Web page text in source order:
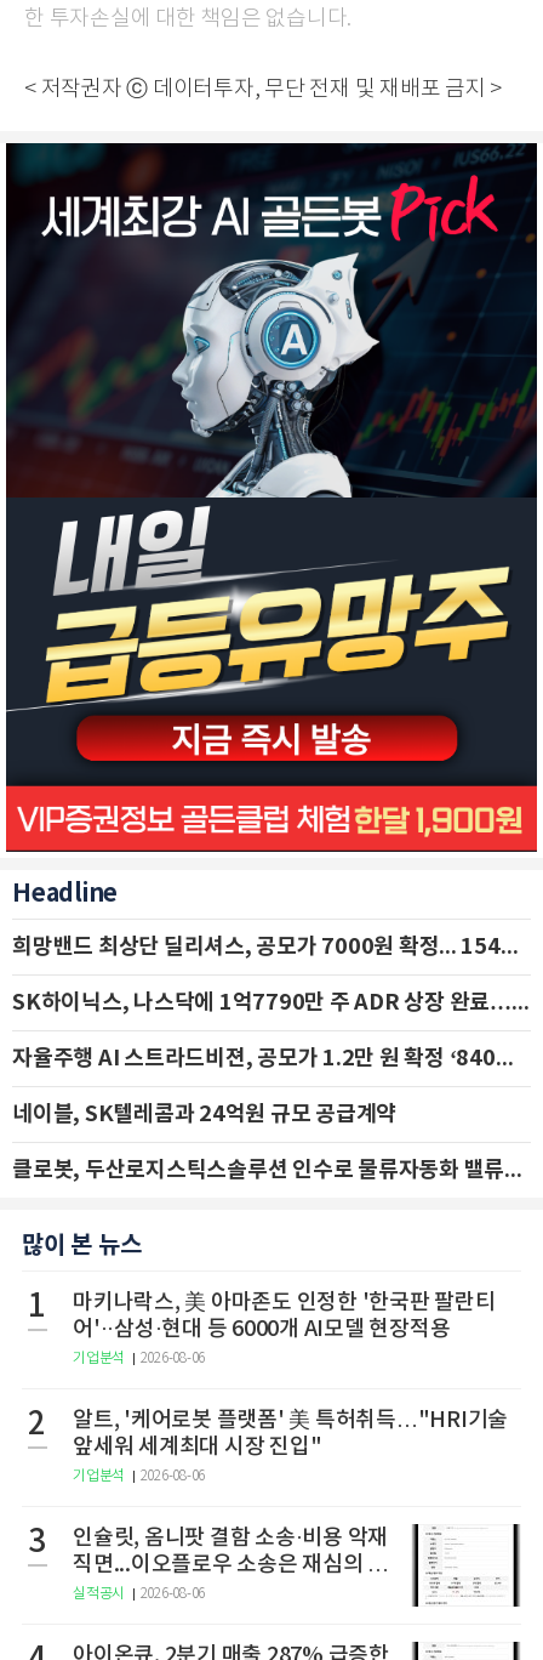
한 투자손실에 대한 책임은 없습니다.
< 저작권자 ⓒ 데이터투자, 무단 전재 및 재배포 금지 >
Headline
희망밴드 최상단 딜리셔스, 공모가 7000원 확정... 154억 규모 IPO 돌입
SK하이닉스, 나스닥에 1억7790만 주 ADR 상장 완료…29일 국내 추가 상장
자율주행 AI 스트라드비젼, 공모가 1.2만 원 확정 ‘840억 수혈’
네이블, SK텔레콤과 24억원 규모 공급계약
클로봇, 두산로지스틱스솔루션 인수로 물류자동화 밸류체인 확장 추진 - IBK투자증권
많이 본 뉴스
1
마키나락스, 美 아마존도 인정한 '한국판 팔란티
어'··삼성·현대 등 6000개 AI모델 현장적용
기업분석 2026-08-06
2
알트, '케어로봇 플랫폼' 美 특허취득…"HRI기술
앞세워 세계최대 시장 진입"
기업분석 2026-08-06
3
인슐릿, 옴니팟 결함 소송·비용 악재
직면...이오플로우 소송은 재심의 청
구
실적공시 2026-08-06